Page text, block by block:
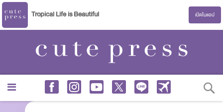
Tropical Life is Beautiful เปิดในแอป